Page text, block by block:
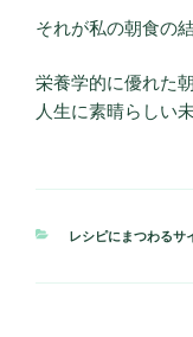
それが私の朝食の
栄養学的に優れた
人生に素晴らしい
カ
レシピにまつわるサ